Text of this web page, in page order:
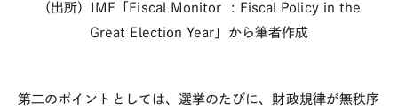
（出所） IMF 「 Fiscal Monitor : Fiscal Policy in the
Great Election Year 」から筆者作成
第二のポイントとしては、選挙のたびに、財政規律が無秩序